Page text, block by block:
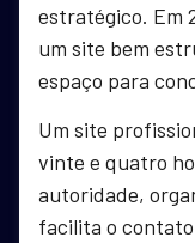
estratégico. Em
um site bem
espaço para
Um site
vinte e quatro
autoridade,
facilita o